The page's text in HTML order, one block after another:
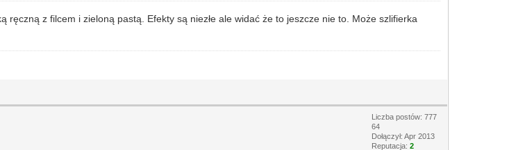
z filcem i zieloną pastą. Efekty są niezłe ale widać że to jeszcze nie to. Może szlifierka
Liczba postów: 777
64
Dołączył: Apr 2013
Reputacja:2